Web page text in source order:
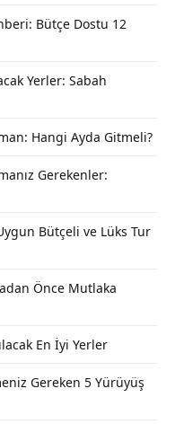
Bütçe Dostu 12
Yerler: Sabah
Hangi Ayda Gitmeli?
Gerekenler:
Bütçeli ve Lüks Tur
Önce Mutlaka
En İyi Yerler
Gereken 5 Yürüyüş